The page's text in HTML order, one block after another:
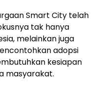
Smart City telah
tak hanya
melainkan juga
adopsi
kesiapan
masyarakat.